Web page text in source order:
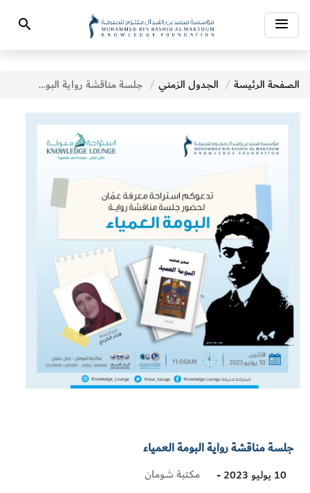
Toggle
navigation
Search
الصفحة الرئيسة الجدول الزمني جلسة مناقشة رواية البومة العمياء
جلسة مناقشة رواية البومة العمياء
10 يوليو 2023 -
Visit
مكتبة شومان